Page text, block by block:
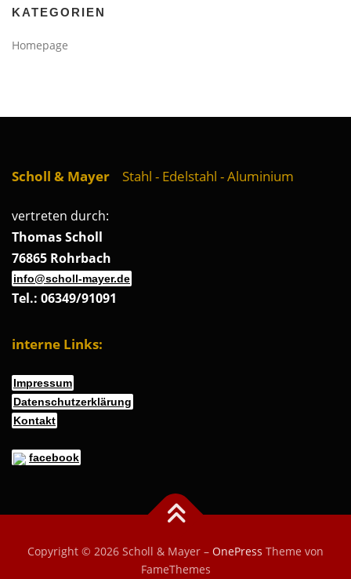
KATEGORIEN
Homepage
Scholl & Mayer Stahl - Edelstahl - Aluminium
vertreten durch:
Thomas Scholl
76865 Rohrbach
info@scholl-mayer.de
Tel.: 06349/91091
interne Links:
Impressum
Datenschutzerklärung
Kontakt
facebook
Copyright © 2026 Scholl & Mayer – OnePress Theme von
FameThemes